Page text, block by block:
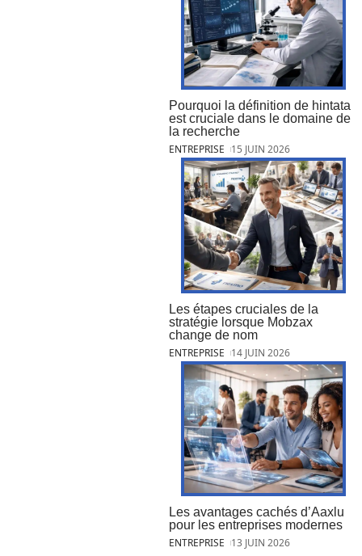
Pourquoi la définition de hintata
est cruciale dans le domaine de
la recherche
ENTREPRISE 15 JUIN 2026
Les étapes cruciales de la
stratégie lorsque Mobzax
change de nom
ENTREPRISE 14 JUIN 2026
Les avantages cachés d’Aaxlu
pour les entreprises modernes
ENTREPRISE 13 JUIN 2026